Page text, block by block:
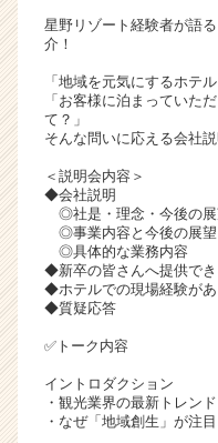
サ
ト
チ
ア
ア
（C
h
e
r
e
星野リゾート経験者が語
介！
「地域を元気にするホテ
「お客様に泊まっていた
て？」
そんな問いに応える会社説
＜説明会内容＞
◆会社説明
◎社是・理念・今後の展
◎事業内容と今後の展望
◎具体的な業務内容
◆新卒の皆さんへ提供で
◆ホテルでの現場経験が
◆質疑応答
✅トーク内容
イントロダクション
・観光業界の最新トレンド
・なぜ「地域創生」が注